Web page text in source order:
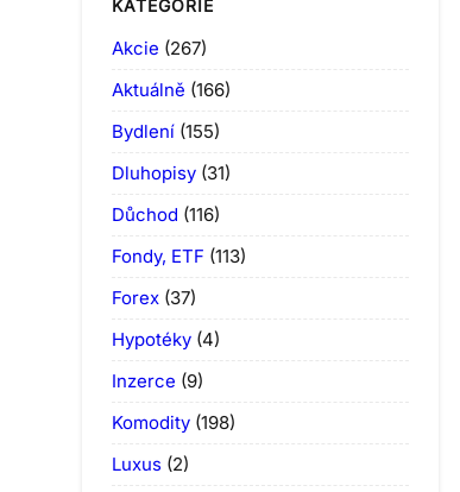
KATEGORIE
Akcie (267)
Aktuálně (166)
Bydlení (155)
Dluhopisy (31)
Důchod (116)
Fondy, ETF (113)
Forex (37)
Hypotéky (4)
Inzerce (9)
Komodity (198)
Luxus (2)